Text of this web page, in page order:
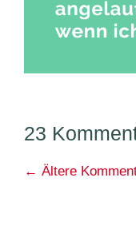
23
← Ältere